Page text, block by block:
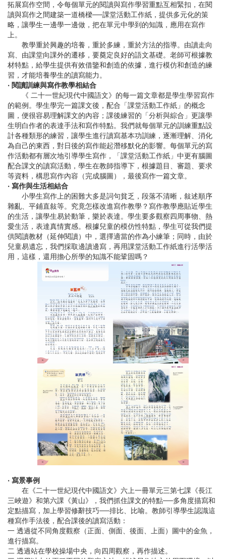
拓展寫作空間，令每個單元的閱讀與寫作學習重點互相緊扣，在閱
讀與寫作之間建築一道橋樑──課堂活動工作紙，提供多元化的策
略，讓學生一邊學一邊做，把在單元中學到的知識，應用在寫作
上。
教學重於興趣的培養，重於多練，重於方法的指導。由讀走向
寫、由課堂向課外的遷移，要奠定良好的語文基礎。老師可根據教
材特點，給學生提供有效借鑒和創造的依據，進行模仿和創造的練
習，才能培養學生的讀寫能力。
‧ 閱讀訓練與寫作教學相結合
《 二十一世紀現代中國語文》的每一篇文章都是學生學習寫作
的範例。學生學完一篇課文後，配合「課堂活動工作紙」的概念
圖，便很容易理解課文的內容；課後練習的「分析與綜合」更讓學
生明白作者的表達手法和寫作特點。我們就每個單元的訓練重點設
計各種類形的練習，讓學生進行讀寫基本功訓練，逐漸理解、消化
為自己的東西，對日後的寫作能起潛移默化的影響。每個單元的寫
作活動都有層次地引導學生寫作，「課堂活動工作紙」中更有腦圖
配合課文的讀寫活動，學生在教師指導下，根據題目、審題、要求
等資料，構思寫作內容（完成腦圖），最後寫作一篇文章。
‧ 寫作與生活相結合
小學生寫作上的困難大多是詞句貧乏，段落不清晰，敍述順序
雜亂、平鋪直敍等。究竟怎樣改進寫作教學？寫作教學應貼近學生
的生活，讓學生易於動筆，樂於表達。學生要多觀察四周事物、熱
愛生活，表達真情實感。根據兒童的模仿性特點，學生可從我們提
供閱讀教材（延伸閱讀）中，選擇適當的作為小練筆；同時，由於
兒童易遺忘，我們採取邊讀邊寫，再用課堂活動工作紙進行活學活
用，這樣，還用擔心所學的知識不能鞏固嗎？
‧ 寫景事例
在《二十一世紀現代中國語文》六上一冊單元三第七課《長江
三峽遊》和第六課《黃山》，我們抓住課文的特點──多角度描寫和
定點描寫，加上學習修辭技巧──排比、比喻。教師引導學生認識這
種寫作手法後，配合課後的讀寫活動：
一 透過從不同角度觀察（正面、側面、後面、上面）圖中的金魚，
進行描寫。
二 透過站在學校操場中央，向四周觀察，再作描述。